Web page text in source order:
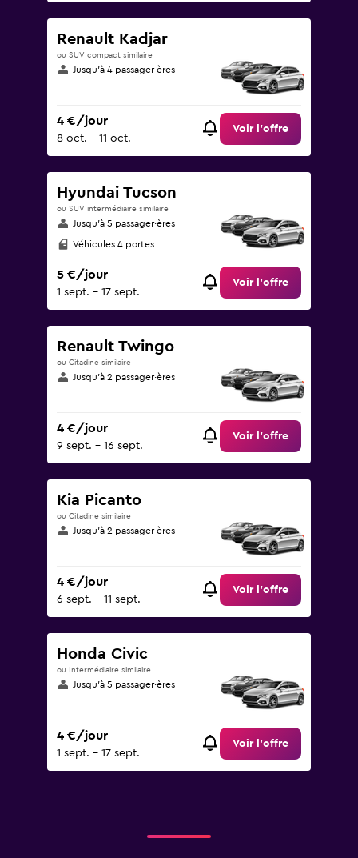
Renault Kadjar
ou SUV compact similaire
Jusqu’à 4 passager·ères
4 €/jour
8 oct. - 11 oct.
Voir l’offre
Hyundai Tucson
ou SUV intermédiaire similaire
Jusqu’à 5 passager·ères
Véhicules 4 portes
5 €/jour
1 sept. - 17 sept.
Voir l’offre
Renault Twingo
ou Citadine similaire
Jusqu’à 2 passager·ères
4 €/jour
9 sept. - 16 sept.
Voir l’offre
Kia Picanto
ou Citadine similaire
Jusqu’à 2 passager·ères
4 €/jour
6 sept. - 11 sept.
Voir l’offre
Honda Civic
ou Intermédiaire similaire
Jusqu’à 5 passager·ères
4 €/jour
1 sept. - 17 sept.
Voir l’offre